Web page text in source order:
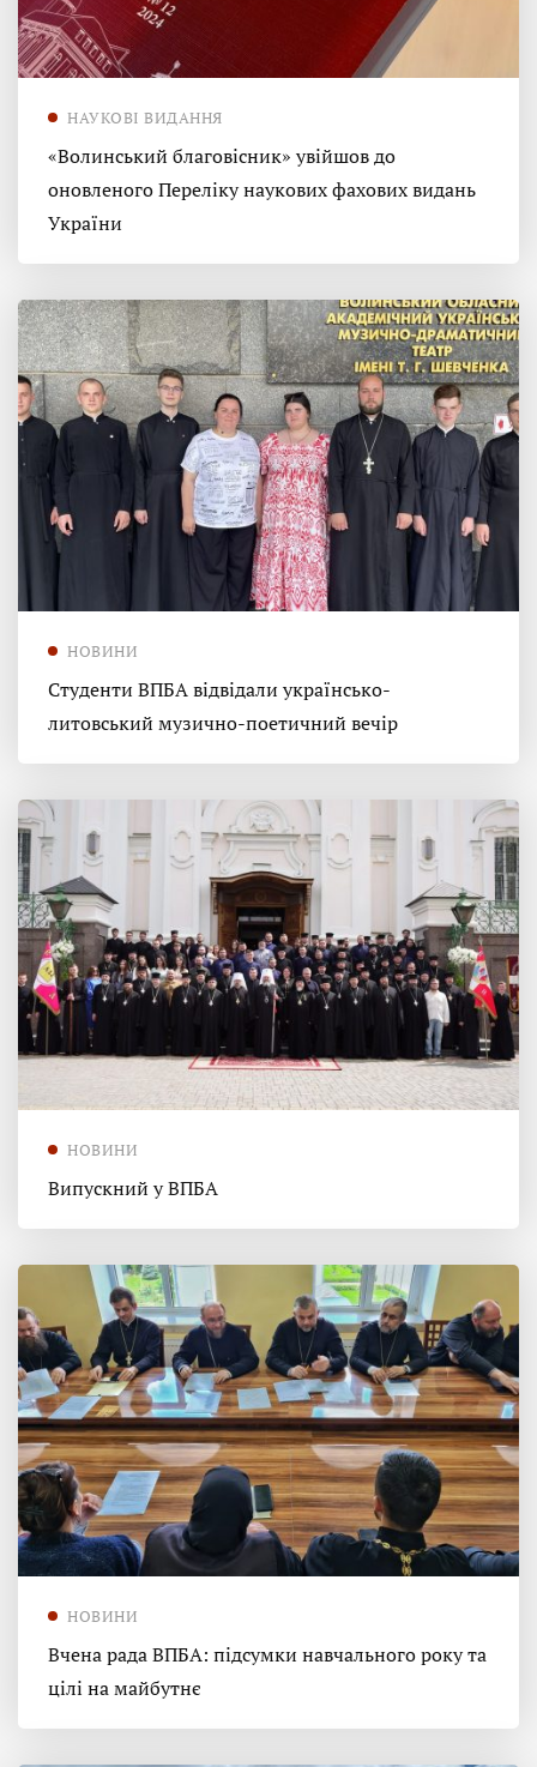
НАУКОВІ ВИДАННЯ
«Волинський благовісник» увійшов до
оновленого Переліку наукових фахових видань
України
НОВИНИ
Студенти ВПБА відвідали українсько-
литовський музично-поетичний вечір
НОВИНИ
Випускний у ВПБА
НОВИНИ
Вчена рада ВПБА: підсумки навчального року та
цілі на майбутнє